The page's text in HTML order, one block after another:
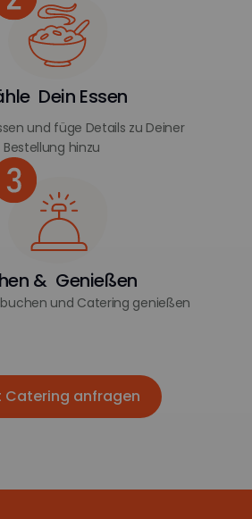
Dein Essen
und füge Details zu Deiner
Bestellung hinzu
& Genießen
und Catering genießen
Catering anfragen
Catering anfragen